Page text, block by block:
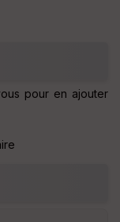
ar
en
pour en ajouter